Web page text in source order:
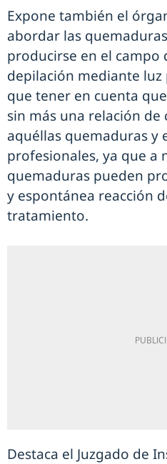
Expone también el
abordar las
producirse en el
depilación mediante
que tener en cuenta
sin más una relación de
aquéllas quemaduras y
profesionales, ya que a
quemaduras pueden
y espontánea reacción
tratamiento.
Destaca el Juzgado de